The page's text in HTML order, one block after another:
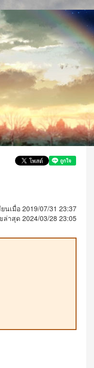
ยนเมื่อ 2019/07/31 23:37
ล่าสุด 2024/03/28 23:05